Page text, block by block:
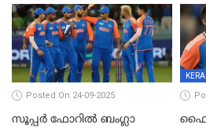
Posted On 24-09-2025
സൂപ്പർ ഫോറിൽ ബംഗ്ലാ